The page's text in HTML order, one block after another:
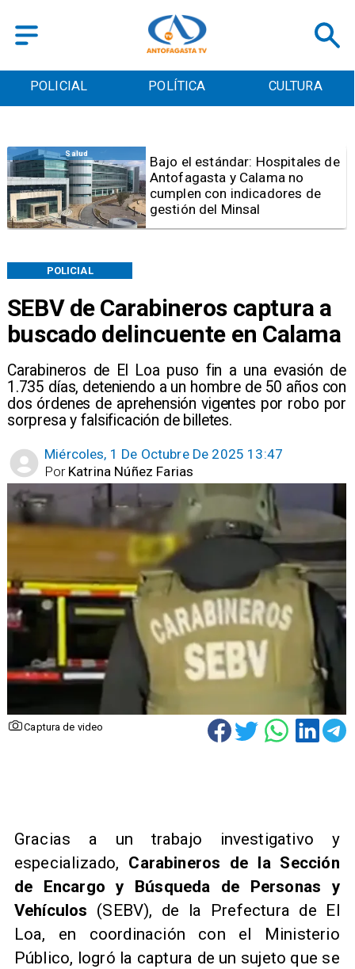
POLICIAL POLÍTICA CULTURA
SEBV de Carabineros captura a
buscado delincuente en Calama
​Carabineros de El Loa puso fin a una evasión de
1.735 días, deteniendo a un hombre de 50 años con
dos órdenes de aprehensión vigentes por robo por
sorpresa y falsificación de billetes.
POLICIAL
Miércoles, 1 De Octubre De 2025 13:47
Katrina Núñez Farias
Por
Captura de video
Salud
Bajo el estándar: Hospitales de
Antofagasta y Calama no
cumplen con indicadores de
gestión del Minsal
​Gracias a un trabajo investigativo y
especializado, Carabineros de la Sección
de Encargo y Búsqueda de Personas y
Vehículos (SEBV), de la Prefectura de El
Loa, en coordinación con el Ministerio
Público, logró la captura de un sujeto que se